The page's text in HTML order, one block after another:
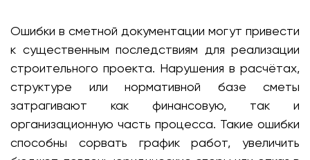
Ошибки в сметной документации могут привести
к существенным последствиям для реализации
строительного проекта. Нарушения в расчётах,
структуре или нормативной базе сметы
затрагивают как финансовую, так и
организационную часть процесса. Такие ошибки
способны сорвать график работ, увеличить